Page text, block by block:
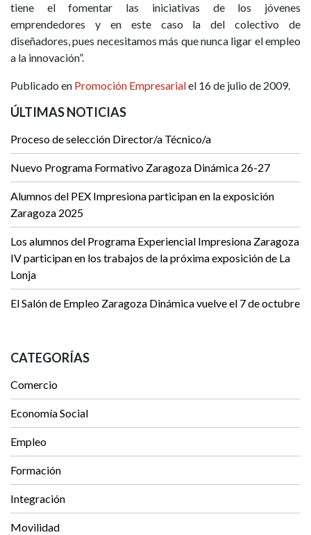
tiene el fomentar las iniciativas de los jóvenes
emprendedores y en este caso la del colectivo de
diseñadores, pues necesitamos más que nunca ligar el empleo
a la innovación”.
Publicado en Promoción Empresarialel 16 de julio de 2009.
ÚLTIMAS NOTICIAS
Proceso de selección Director/a Técnico/a
Nuevo Programa Formativo Zaragoza Dinámica 26-27
Alumnos del PEX Impresiona participan en la exposición
Zaragoza 2025
Los alumnos del Programa Experiencial Impresiona Zaragoza
IV participan en los trabajos de la próxima exposición de La
Lonja
El Salón de Empleo Zaragoza Dinámica vuelve el 7 de octubre
CATEGORÍAS
Comercio
Economía Social
Empleo
Formación
Integración
Movilidad